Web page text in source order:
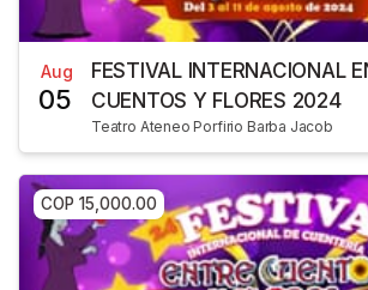
Aug
05
FESTIVAL INTERNACIONAL
CUENTOS Y FLORES 2024
Teatro Ateneo Porfirio Barba Jacob
COP 15,000.00